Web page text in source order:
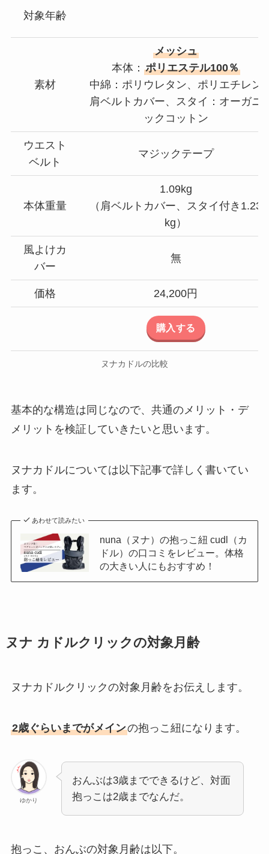
対象年齢
素材
メッシュ
本体： ポリエステル100％
中綿：ポリウレタン、ポリエチレン
肩ベルトカバー、スタイ：オーガニ
ックコットン
ウエスト
ベルト
マジックテープ
本体重量
1.09kg
（肩ベルトカバー、スタイ付き1.23
kg）
風よけカ
バー
無
価格 24,200円
購入する
ヌナカドルの比較
基本的な構造は同じなので、共通のメリット・デ
メリットを検証していきたいと思います。
ヌナカドルについては以下記事で詳しく書いてい
ます。
あわせて読みたい
nuna（ヌナ）の抱っこ紐 cudl（カ
ドル）の口コミをレビュー。体格
の大きい人にもおすすめ！
ヌナ カドルクリックの対象月齢
ヌナカドルクリックの対象月齢をお伝えします。
2歳ぐらいまでがメインの抱っこ紐になります。
ゆかり
おんぶは3歳までできるけど、対面
抱っこは2歳までなんだ。
抱っこ、おんぶの対象月齢は以下。